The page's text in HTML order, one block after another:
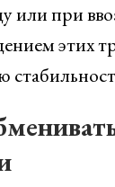
или при
этих